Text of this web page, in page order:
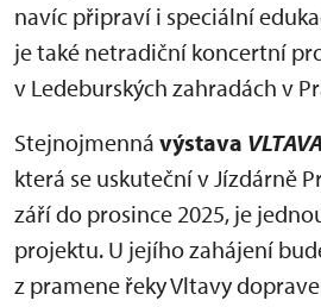
navíc připraví i speciální
je také netradiční koncertní
v Ledeburských zahradách v
Stejnojmenná výstava
která se uskuteční v Jízdárně
září do prosince 2025, je
projektu. U jejího zahájení
z pramene řeky Vltavy